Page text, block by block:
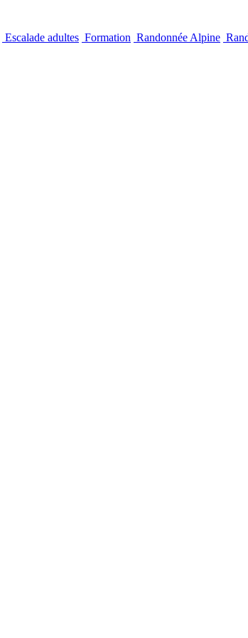
Escalade adultes Formation Randonnée Alpine